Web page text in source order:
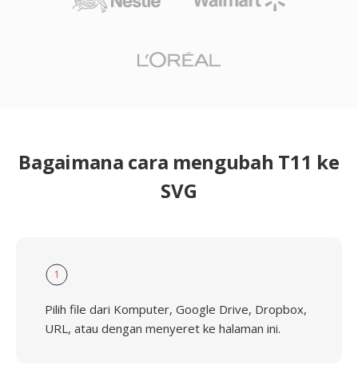
Bagaimana cara mengubah T11 ke
SVG
1
Pilih file dari Komputer, Google Drive, Dropbox,
URL, atau dengan menyeret ke halaman ini.